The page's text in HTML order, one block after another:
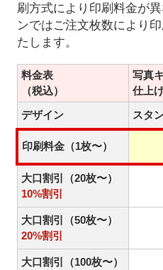
刷方式により印刷料金が
ンではご注文枚数により
たします。
料金表
（税込）
写真
仕上
デザイン
スタ
印刷料金（1枚〜）
大口割引（20枚〜）
10%割引
大口割引（50枚〜）
20%割引
大口割引（100枚〜）